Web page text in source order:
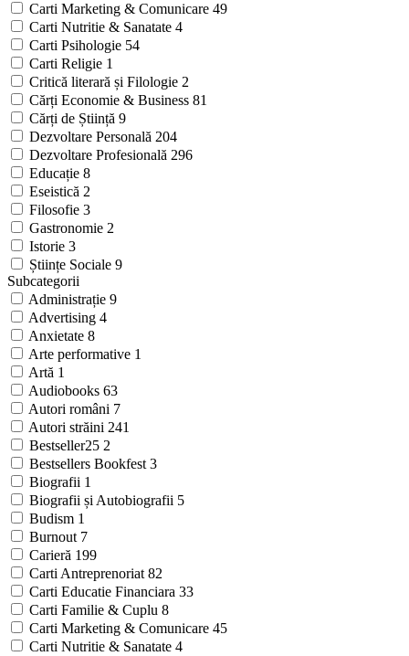
Carti Marketing & Comunicare 49
Carti Nutritie & Sanatate 4
Carti Psihologie 54
Carti Religie 1
Critică literară și Filologie 2
Cărți Economie & Business 81
Cărți de Știință 9
Dezvoltare Personală 204
Dezvoltare Profesională 296
Educație 8
Eseistică 2
Filosofie 3
Gastronomie 2
Istorie 3
Științe Sociale 9
Subcategorii
Administrație 9
Advertising 4
Anxietate 8
Arte performative 1
Artă 1
Audiobooks 63
Autori români 7
Autori străini 241
Bestseller25 2
Bestsellers Bookfest 3
Biografii 1
Biografii și Autobiografii 5
Budism 1
Burnout 7
Carieră 199
Carti Antreprenoriat 82
Carti Educatie Financiara 33
Carti Familie & Cuplu 8
Carti Marketing & Comunicare 45
Carti Nutritie & Sanatate 4